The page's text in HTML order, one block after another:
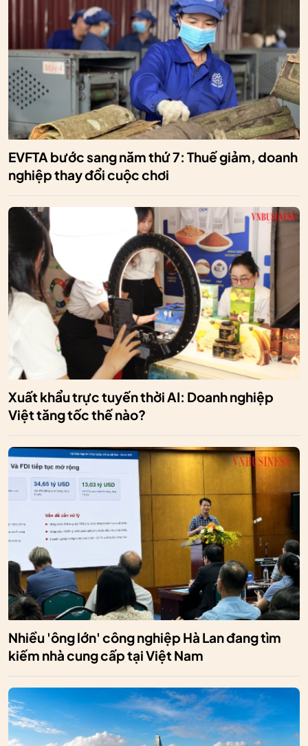
EVFTA bước sang năm thứ 7: Thuế giảm, doanh
nghiệp thay đổi cuộc chơi
Xuất khẩu trực tuyến thời AI: Doanh nghiệp
Việt tăng tốc thế nào?
Nhiều 'ông lớn' công nghiệp Hà Lan đang tìm
kiếm nhà cung cấp tại Việt Nam